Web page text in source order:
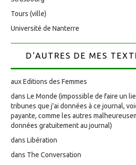
Tours (ville)
Université de Nanterre
D'AUTRES DE MES
aux Editions des Femmes
dans Le Monde (impossible de faire un
tribunes que j'ai données à ce journal,
payante, comme les autres
données gratuitement au journal)
dans Libération
dans The Conversation